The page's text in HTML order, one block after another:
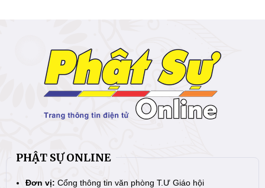
PHẬT SỰ ONLINE
Đơn vị: Cổng thông tin văn phòng T.Ư Giáo hội